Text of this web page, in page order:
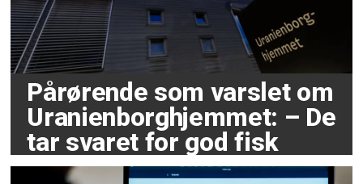
Pårørende som varslet om
Uranienborghjemmet: – De
tar svaret for god fisk